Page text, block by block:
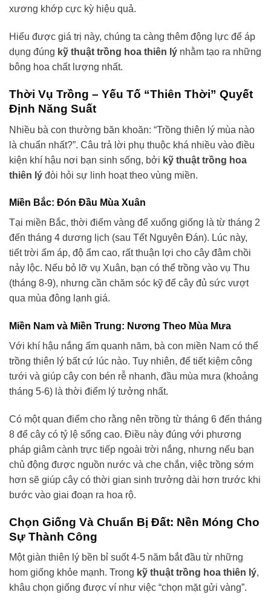
xương khớp cực kỳ hiệu quả.
Hiểu được giá trị này, chúng ta càng thêm động lực để áp
dụng đúng kỹ thuật trồng hoa thiên lý nhằm tạo ra những
bông hoa chất lượng nhất.
Thời Vụ Trồng – Yếu Tố “Thiên Thời” Quyết
Định Năng Suất
Nhiều bà con thường băn khoăn: “Trồng thiên lý mùa nào
là chuẩn nhất?”. Câu trả lời phụ thuộc khá nhiều vào điều
kiện khí hậu nơi bạn sinh sống, bởi kỹ thuật trồng hoa
thiên lý đòi hỏi sự linh hoạt theo vùng miền.
Miền Bắc: Đón Đầu Mùa Xuân
Tại miền Bắc, thời điểm vàng để xuống giống là từ tháng 2
đến tháng 4 dương lịch (sau Tết Nguyên Đán). Lúc này,
tiết trời ấm áp, độ ẩm cao, rất thuận lợi cho cây đâm chồi
nảy lộc. Nếu bỏ lỡ vụ Xuân, bạn có thể trồng vào vụ Thu
(tháng 8-9), nhưng cần chăm sóc kỹ để cây đủ sức vượt
qua mùa đông lạnh giá.
Miền Nam và Miền Trung: Nương Theo Mùa Mưa
Với khí hậu nắng ấm quanh năm, bà con miền Nam có thể
trồng thiên lý bất cứ lúc nào. Tuy nhiên, để tiết kiệm công
tưới và giúp cây con bén rễ nhanh, đầu mùa mưa (khoảng
tháng 5-6) là thời điểm lý tưởng nhất.
Có một quan điểm cho rằng nên trồng từ tháng 6 đến tháng
8 để cây có tỷ lệ sống cao. Điều này đúng với phương
pháp giâm cành trực tiếp ngoài trời nắng, nhưng nếu bạn
chủ động được nguồn nước và che chắn, việc trồng sớm
hơn sẽ giúp cây có thời gian sinh trưởng dài hơn trước khi
bước vào giai đoạn ra hoa rộ.
Chọn Giống Và Chuẩn Bị Đất: Nền Móng Cho
Sự Thành Công
Một giàn thiên lý bền bỉ suốt 4-5 năm bắt đầu từ những
hom giống khỏe mạnh. Trong kỹ thuật trồng hoa thiên lý,
khâu chọn giống được ví như việc “chọn mặt gửi vàng”.